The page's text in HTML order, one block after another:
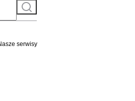
Szukaj
serwisy